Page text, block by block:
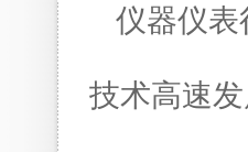
仪器仪表
技术高速